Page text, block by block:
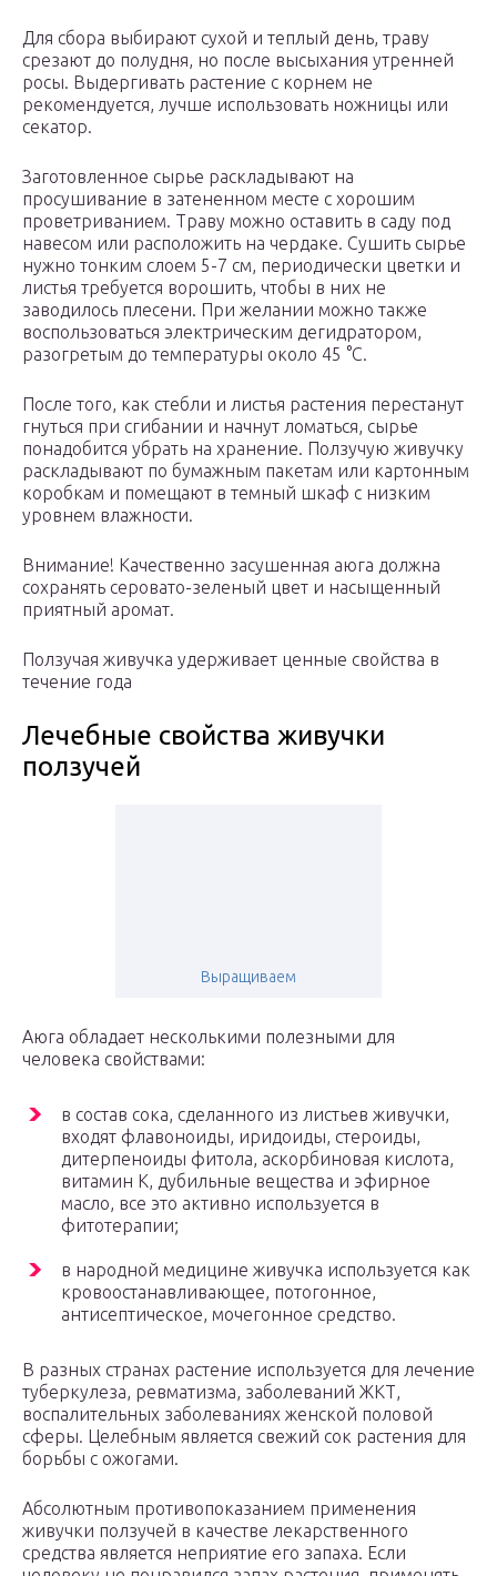
Для сбора выбирают сухой и теплый день, траву
срезают до полудня, но после высыхания утренней
росы. Выдергивать растение с корнем не
рекомендуется, лучше использовать ножницы или
секатор.
Заготовленное сырье раскладывают на
просушивание в затененном месте с хорошим
проветриванием. Траву можно оставить в саду под
навесом или расположить на чердаке. Сушить сырье
нужно тонким слоем 5-7 см, периодически цветки и
листья требуется ворошить, чтобы в них не
заводилось плесени. При желании можно также
воспользоваться электрическим дегидратором,
разогретым до температуры около 45 °С.
После того, как стебли и листья растения перестанут
гнуться при сгибании и начнут ломаться, сырье
понадобится убрать на хранение. Ползучую живучку
раскладывают по бумажным пакетам или картонным
коробкам и помещают в темный шкаф с низким
уровнем влажности.
Внимание! Качественно засушенная аюга должна
сохранять серовато-зеленый цвет и насыщенный
приятный аромат.
Ползучая живучка удерживает ценные свойства в
течение года
Лечебные свойства живучки
ползучей
Выращиваем
Аюга обладает несколькими полезными для
человека свойствами:
в состав сока, сделанного из листьев живучки,
входят флавоноиды, иридоиды, стероиды,
дитерпеноиды фитола, аскорбиновая кислота,
витамин К, дубильные вещества и эфирное
масло, все это активно используется в
фитотерапии;
в народной медицине живучка используется как
кровоостанавливающее, потогонное,
антисептическое, мочегонное средство.
В разных странах растение используется для лечение
туберкулеза, ревматизма, заболеваний ЖКТ,
воспалительных заболеваниях женской половой
сферы. Целебным является свежий сок растения для
борьбы с ожогами.
Абсолютным противопоказанием применения
живучки ползучей в качестве лекарственного
средства является неприятие его запаха. Если